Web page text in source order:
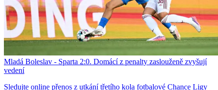
Mladá Boleslav - Sparta 2:0. Domácí z penalty zaslouženě zvyšují
vedení
Sledujte online přenos z utkání třetího kola fotbalové Chance Ligy